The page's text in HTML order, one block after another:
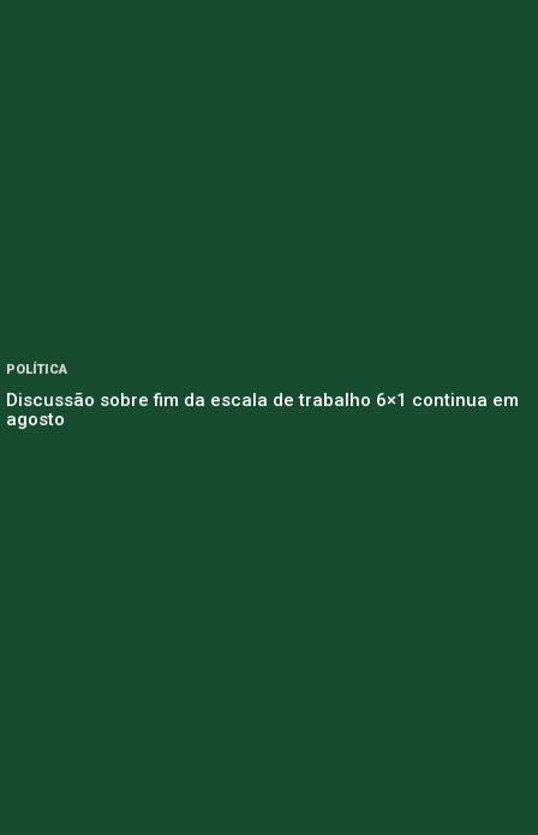
POLÍTICA
Discussão sobre fim da escala de trabalho 6×1 continua em
agosto